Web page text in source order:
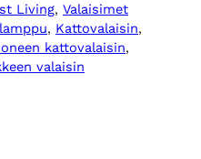
Living, Valaisimet
, Kattovalaisin
kattovalaisin
valaisin